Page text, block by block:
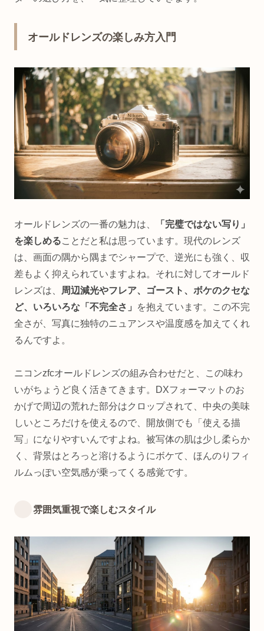
オールドレンズの楽しみ方入門
オールドレンズの一番の魅力は、
「完璧ではない写り」
を楽しめることだと私は思っています。現代のレンズ
は、画面の隅から隅までシャープで、逆光にも強く、収
差もよく抑えられていますよね。それに対してオールド
レンズは、
周辺減光やフレア、ゴースト、ボケのクセな
ど、いろいろな「不完全さ」
を抱えています。この不完
全さが、写真に独特のニュアンスや温度感を加えてくれ
るんですよ。
ニコンzfcオールドレンズの組み合わせだと、この味わ
いがちょうど良く活きてきます。DXフォーマットのお
かげで周辺の荒れた部分はクロップされて、中央の美味
しいところだけを使えるので、開放側でも「使える描
写」になりやすいんですよね。被写体の肌は少し柔らか
く、背景はとろっと溶けるようにボケて、ほんのりフィ
ルムっぽい空気感が乗ってくる感覚です。
雰囲気重視で楽しむスタイル